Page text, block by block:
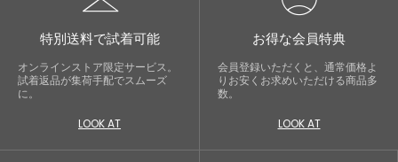
特別送料で試着可能
オンラインストア限定サービス。
試着返品が集荷手配でスムーズ
に。
LOOK AT
お得な会員特典
会員登録いただくと、通常価格よ
りお安くお求めいただける商品多
数。
LOOK AT